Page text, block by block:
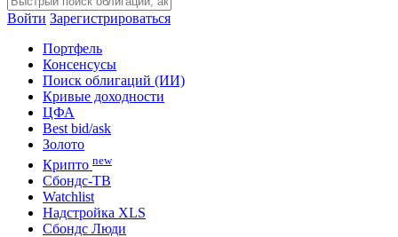
Войти Зарегистрироваться
Портфель
Консенсусы
Поиск облигаций (ИИ)
Кривые доходности
ЦФА
Best bid/ask
Золото
Крипто new
Сбондс-ТВ
Watchlist
Надстройка XLS
Сбондс Люди